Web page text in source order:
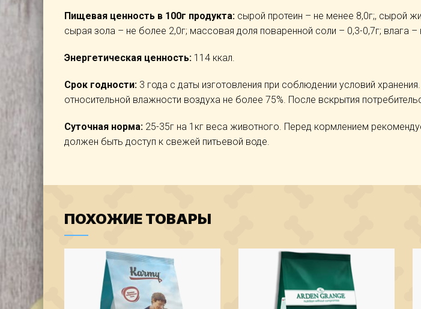
Пищевая ценность в 100г продукта: сырой протеин – не менее 8,0г;, сырой
сырая зола – не более 2,0г; массовая доля поваренной соли – 0,3-0,7г;
Энергетическая ценность: 114 ккал.
Срок годности: 3 года с даты изготовления при соблюдении условий
относительной влажности воздуха не более 75%. После вскрытия
Суточная норма: 25-35г на 1кг веса животного. Перед кормлением
должен быть доступ к свежей питьевой воде.
ПОХОЖИЕ ТОВАРЫ